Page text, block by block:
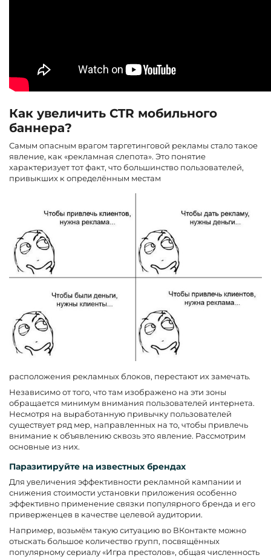
Как увеличить CTR мобильного
баннера?
Самым опасным врагом таргетинговой рекламы стало такое
явление, как «рекламная слепота». Это понятие
характеризует тот факт, что большинство пользователей,
привыкших к определённым местам
расположения рекламных блоков, перестают их замечать.
Независимо от того, что там изображено на эти зоны
обращается минимум внимания пользователей интернета.
Несмотря на выработанную привычку пользователей
существует ряд мер, направленных на то, чтобы привлечь
внимание к объявлению сквозь это явление. Рассмотрим
основные из них.
Паразитируйте на известных брендах
Для увеличения эффективности рекламной кампании и
снижения стоимости установки приложения особенно
эффективно применение связки популярного бренда и его
приверженцев в качестве целевой аудитории.
Например, возьмём такую ситуацию во ВКонтакте можно
отыскать большое количество групп, посвящённых
популярному сериалу «Игра престолов», общая численность